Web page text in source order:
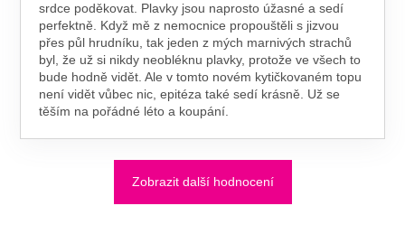
srdce poděkovat. Plavky jsou naprosto úžasné a sedí
perfektně. Když mě z nemocnice propouštěli s jizvou
přes půl hrudníku, tak jeden z mých marnivých strachů
byl, že už si nikdy neobléknu plavky, protože ve všech to
bude hodně vidět. Ale v tomto novém kytičkovaném topu
není vidět vůbec nic, epitéza také sedí krásně. Už se
těším na pořádné léto a koupání.
Zobrazit další hodnocení